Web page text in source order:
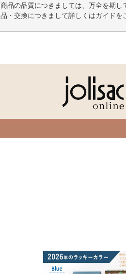
商品の品質につきましては、万全を期
品・交換につきまして詳しくはガイドを